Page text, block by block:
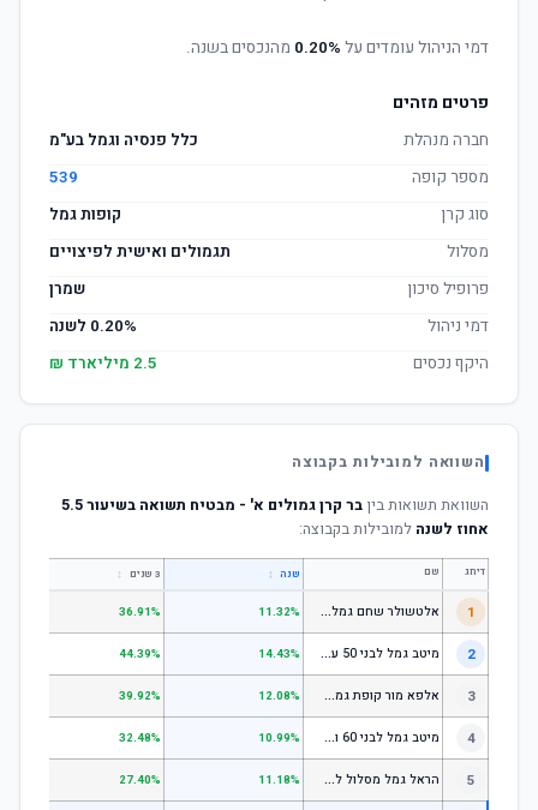
דמי הניהול עומדים על 0.20% מהנכסים בשנה.
פרטים מזהים
חברה מנהלת
כלל פנסיה וגמל בע"מ
מספר קופה
539
סוג קרן
קופות גמל
מסלול
תגמולים ואישית לפיצויים
פרופיל סיכון
שמרן
דמי ניהול
0.20% לשנה
היקף נכסים
2.5 מיליארד ₪
השוואה למובילות בקבוצה
השוואת תשואות בין
בר קרן גמולים א' - מבטיח תשואה בשיעור 5.5
אחוז לשנה למובילות בקבוצה:
דירוג שם שנה ↕ 3 שנים ↕
1 א
לטשולר שחם גמל לבני 50 עד 60 11.32%
36.91%
2 מ
יטב גמל לבני 50 עד 60 14.43%
44.39%
3 א
לפא מור קופת גמל לחיסכון, קופת גמל לתגמולים וקופת גמל אישית לפיצויים - לבני 50 עד 60 12.08%
39.92%
4 מ
יטב גמל לבני 60 ומעלה 10.99%
32.48%
5 ה
ראל גמל מסלול לגילאי 60 ומעלה 11.18%
27.40%